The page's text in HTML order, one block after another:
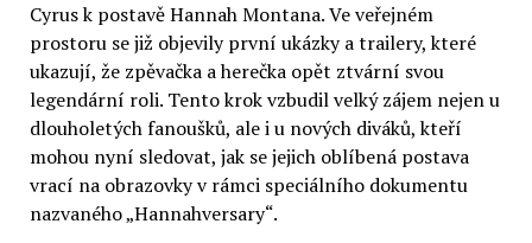
Cyrus k postavě Hannah Montana. Ve veřejném
prostoru se již objevily první ukázky a trailery, které
ukazují, že zpěvačka a herečka opět ztvární svou
legendární roli. Tento krok vzbudil velký zájem nejen u
dlouholetých fanoušků, ale i u nových diváků, kteří
mohou nyní sledovat, jak se jejich oblíbená postava
vrací na obrazovky v rámci speciálního dokumentu
nazvaného „Hannahversary“.